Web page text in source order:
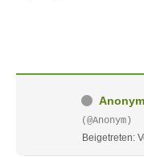
Anonym
(@Anonym)
Beigetreten: